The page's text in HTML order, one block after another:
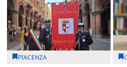
PIACENZA